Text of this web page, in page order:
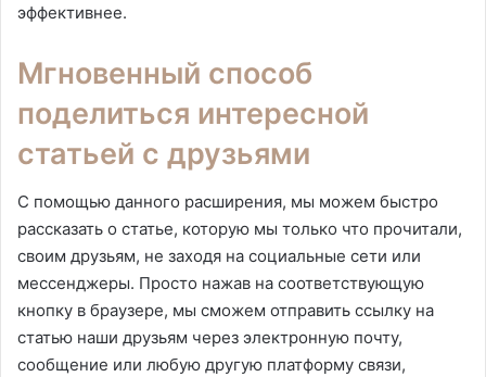
эффективнее.
Мгновенный способ
поделиться интересной
статьей с друзьями
С помощью данного расширения, мы можем быстро
рассказать о статье, которую мы только что прочитали,
своим друзьям, не заходя на социальные сети или
мессенджеры. Просто нажав на соответствующую
кнопку в браузере, мы сможем отправить ссылку на
статью наши друзьям через электронную почту,
сообщение или любую другую платформу связи,